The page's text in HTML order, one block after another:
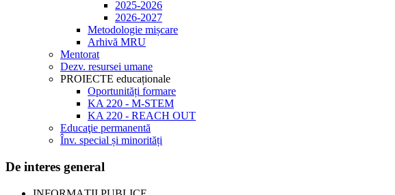
2025-2026
2026-2027
Metodologie mișcare
Arhivă MRU
Mentorat
Dezv. resursei umane
PROIECTE educaționale
Oportunități formare
KA 220 - M-STEM
KA 220 - REACH OUT
Educaţie permanentă
Înv. special și minorități
De interes general